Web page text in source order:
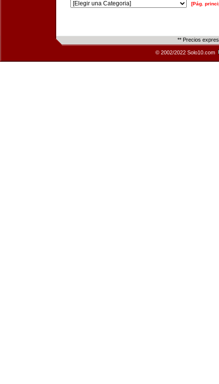
[Pág.
** Precios
© 2002/2022 Solo10.com